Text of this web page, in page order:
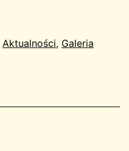
Aktualności, Galeria